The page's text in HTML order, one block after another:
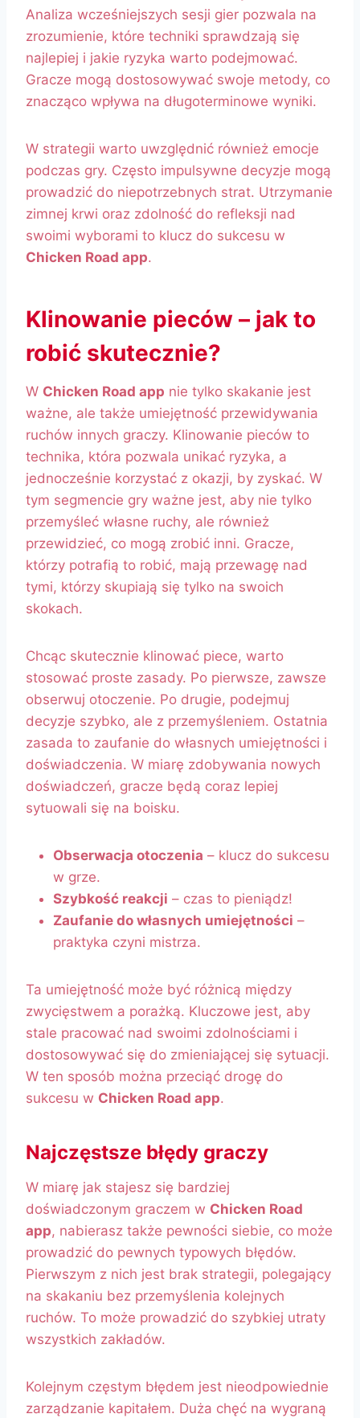
Analiza wcześniejszych sesji gier pozwala na
zrozumienie, które techniki sprawdzają się
najlepiej i jakie ryzyka warto podejmować.
Gracze mogą dostosowywać swoje metody, co
znacząco wpływa na długoterminowe wyniki.
W strategii warto uwzględnić również emocje
podczas gry. Często impulsywne decyzje mogą
prowadzić do niepotrzebnych strat. Utrzymanie
zimnej krwi oraz zdolność do refleksji nad
swoimi wyborami to klucz do sukcesu w
Chicken Road app.
Klinowanie pieców – jak to
robić skutecznie?
W Chicken Road app nie tylko skakanie jest
ważne, ale także umiejętność przewidywania
ruchów innych graczy. Klinowanie pieców to
technika, która pozwala unikać ryzyka, a
jednocześnie korzystać z okazji, by zyskać. W
tym segmencie gry ważne jest, aby nie tylko
przemyśleć własne ruchy, ale również
przewidzieć, co mogą zrobić inni. Gracze,
którzy potrafią to robić, mają przewagę nad
tymi, którzy skupiają się tylko na swoich
skokach.
Chcąc skutecznie klinować piece, warto
stosować proste zasady. Po pierwsze, zawsze
obserwuj otoczenie. Po drugie, podejmuj
decyzje szybko, ale z przemyśleniem. Ostatnia
zasada to zaufanie do własnych umiejętności i
doświadczenia. W miarę zdobywania nowych
doświadczeń, gracze będą coraz lepiej
sytuowali się na boisku.
Obserwacja otoczenia – klucz do sukcesu
w grze.
Szybkość reakcji – czas to pieniądz!
Zaufanie do własnych umiejętności –
praktyka czyni mistrza.
Ta umiejętność może być różnicą między
zwycięstwem a porażką. Kluczowe jest, aby
stale pracować nad swoimi zdolnościami i
dostosowywać się do zmieniającej się sytuacji.
W ten sposób można przeciąć drogę do
sukcesu w Chicken Road app.
Najczęstsze błędy graczy
W miarę jak stajesz się bardziej
doświadczonym graczem w Chicken Road
app, nabierasz także pewności siebie, co może
prowadzić do pewnych typowych błędów.
Pierwszym z nich jest brak strategii, polegający
na skakaniu bez przemyślenia kolejnych
ruchów. To może prowadzić do szybkiej utraty
wszystkich zakładów.
Kolejnym częstym błędem jest nieodpowiednie
zarządzanie kapitałem. Duża chęć na wygraną